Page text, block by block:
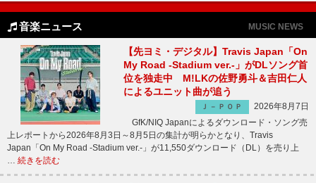
音楽ニュース MUSIC NEWS
【先ヨミ・デジタル】Travis Japan「On
My Road -Stadium ver.-」がDLソング首
位を独走中 M!LKの佐野勇斗＆吉田仁人
によるユニット曲が追う
Ｊ－ＰＯＰ
2026年8月7日
GfK/NIQ Japanによるダウンロード・ソング売
上レポートから2026年8月3日～8月5日の集計が明らかとなり、Travis
Japan「On My Road -Stadium ver.-」が11,550ダウンロード（DL）を売り上
… 続きを読む